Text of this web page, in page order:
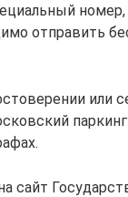
отправить
или
сайт